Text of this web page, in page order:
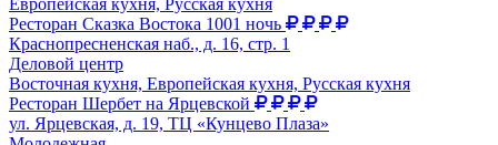
Европейская кухня, Русская кухня
Ресторан Сказка Востока 1001 ночь
Краснопресненская наб., д. 16, стр. 1
Деловой центр
Восточная кухня, Европейская кухня, Русская кухня
Ресторан Шербет на Ярцевской
ул. Ярцевская, д. 19, ТЦ «Кунцево Плаза»